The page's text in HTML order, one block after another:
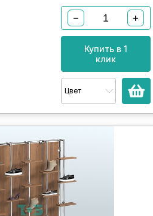
− +
Купить в 1
клик
Цвет